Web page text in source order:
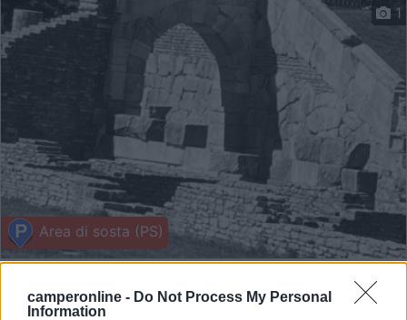
camperonline - Do Not Process My Personal
Information
Area di sosta (PS)
1
8,7 19